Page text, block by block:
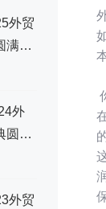
外贸
满成
外
圆满
外贸